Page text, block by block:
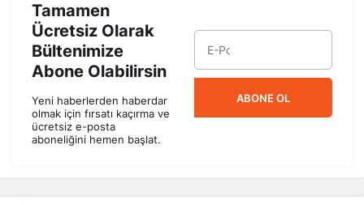
Tamamen
Ücretsiz Olarak
Bültenimize
Abone Olabilirsin
Yeni haberlerden haberdar
olmak için fırsatı kaçırma ve
ücretsiz e-posta
aboneliğini hemen başlat.
ABONE OL